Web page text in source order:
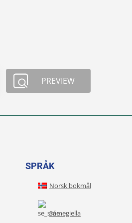
PREVIEW
SPRÅK
Norsk bokmål
Sámegiella